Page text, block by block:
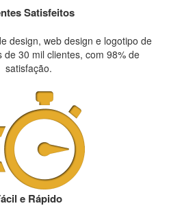
Satisfeitos
design, web design e logotipo de
de 30 mil clientes, com 98% de
satisfação.
e Rápido